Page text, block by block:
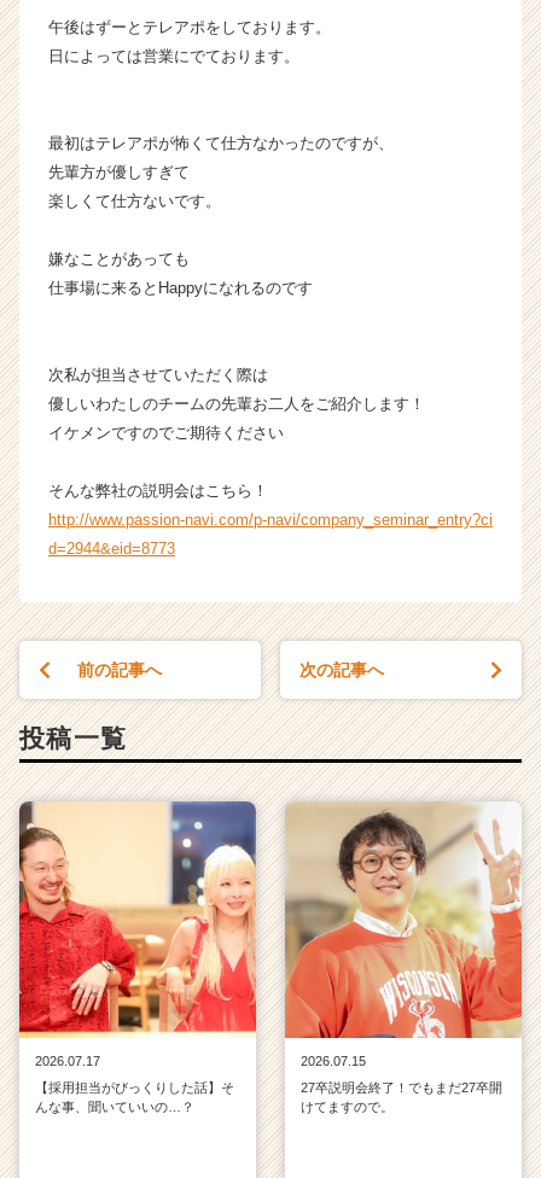
午後はずーとテレアポをしております。
日によっては営業にでております。
最初はテレアポが怖くて仕方なかったのですが、
先輩方が優しすぎて
楽しくて仕方ないです。
嫌なことがあっても
仕事場に来るとHappyになれるのです
次私が担当させていただく際は
優しいわたしのチームの先輩お二人をご紹介します！
イケメンですのでご期待ください
そんな弊社の説明会はこちら！
http://www.passion-navi.com/p-navi/company_seminar_entry?ci
d=2944&eid=8773
前の記事へ 次の記事へ
投稿一覧
2026.07.17
【採用担当がびっくりした話】そ
んな事、聞いていいの…？
2026.07.15
27卒説明会終了！でもまだ27卒開
けてますので。